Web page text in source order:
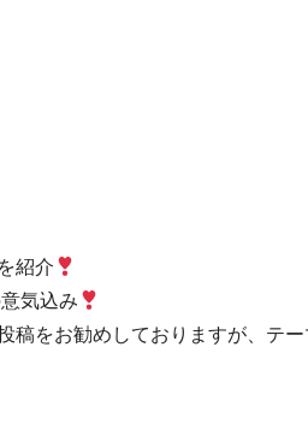
紹介
気込み
をお勧めしておりますが、テ